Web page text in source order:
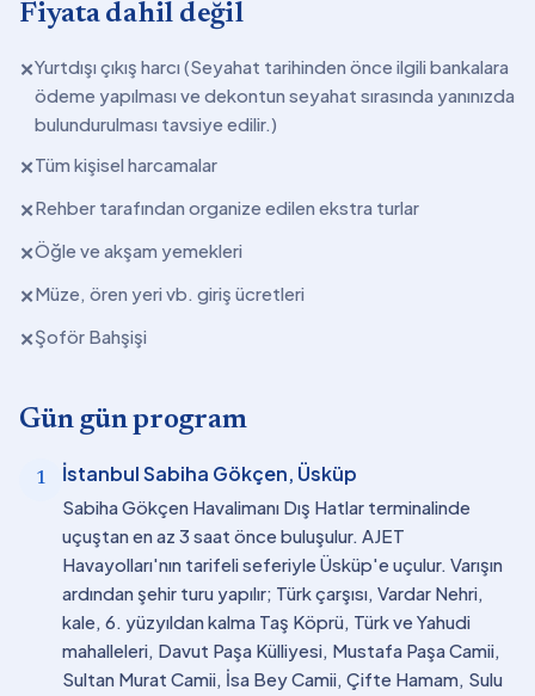
Fiyata dahil değil
✕Yurtdışı çıkış harcı (Seyahat tarihinden önce ilgili bankalara
ödeme yapılması ve dekontun seyahat sırasında yanınızda
bulundurulması tavsiye edilir.)
✕Tüm kişisel harcamalar
✕Rehber tarafından organize edilen ekstra turlar
✕Öğle ve akşam yemekleri
✕Müze, ören yeri vb. giriş ücretleri
✕Şoför Bahşişi
Gün gün program
1 İstanbul Sabiha Gökçen, Üsküp
Sabiha Gökçen Havalimanı Dış Hatlar terminalinde
uçuştan en az 3 saat önce buluşulur. AJET
Havayolları'nın tarifeli seferiyle Üsküp'e uçulur. Varışın
ardından şehir turu yapılır; Türk çarşısı, Vardar Nehri,
kale, 6. yüzyıldan kalma Taş Köprü, Türk ve Yahudi
mahalleleri, Davut Paşa Külliyesi, Mustafa Paşa Camii,
Sultan Murat Camii, İsa Bey Camii, Çifte Hamam, Sulu